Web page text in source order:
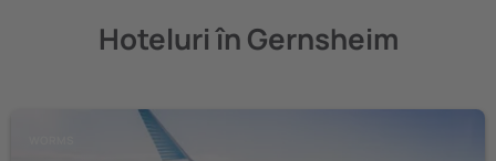
Hoteluri în Gernsheim